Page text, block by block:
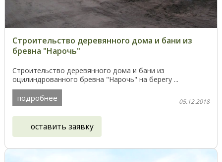
Строительство деревянного дома и бани из
бревна "Нарочь"
Строительство деревянного дома и бани из
оцилиндрованного бревна "Нарочь" на берегу ...
подробнее 05.12.2018
оставить заявку